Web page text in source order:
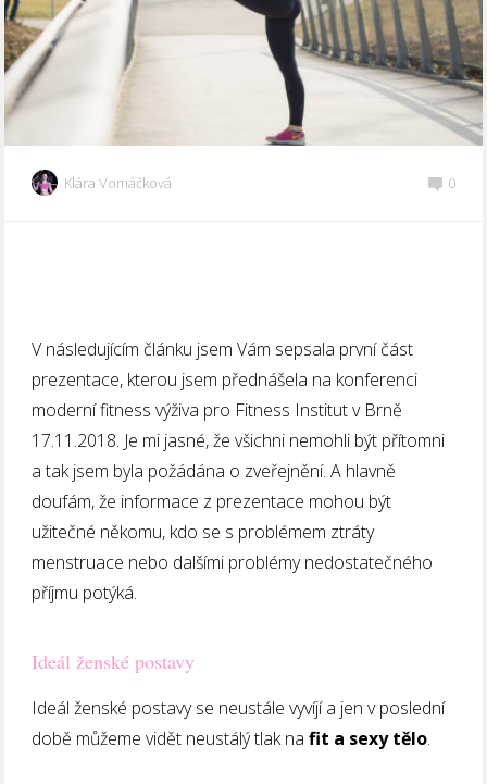
Klára Vomáčková 0
V následujícím článku jsem Vám sepsala první část
prezentace, kterou jsem přednášela na konferenci
moderní fitness výživa pro Fitness Institut v Brně
17.11.2018. Je mi jasné, že všichni nemohli být přítomni
a tak jsem byla požádána o zveřejnění. A hlavně
doufám, že informace z prezentace mohou být
užitečné někomu, kdo se s problémem ztráty
menstruace nebo dalšími problémy nedostatečného
příjmu potýká.
Ideál ženské postavy
Ideál ženské postavy se neustále vyvíjí a jen v poslední
době můžeme vidět neustálý tlak nafit a sexy tělo.